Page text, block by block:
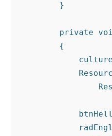
        }
private
        {